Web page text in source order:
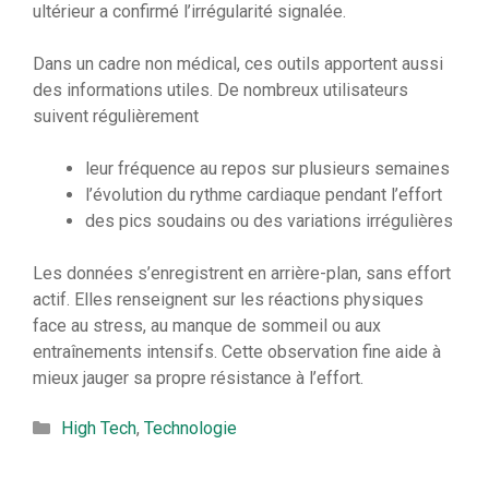
ultérieur a confirmé l’irrégularité signalée.
Dans un cadre non médical, ces outils apportent aussi
des informations utiles. De nombreux utilisateurs
suivent régulièrement
leur fréquence au repos sur plusieurs semaines
l’évolution du rythme cardiaque pendant l’effort
des pics soudains ou des variations irrégulières
Les données s’enregistrent en arrière-plan, sans effort
actif. Elles renseignent sur les réactions physiques
face au stress, au manque de sommeil ou aux
entraînements intensifs. Cette observation fine aide à
mieux jauger sa propre résistance à l’effort.
Catégories
High Tech, Technologie